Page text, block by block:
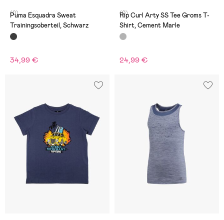
(0)
Puma Esquadra Sweat
Trainingsoberteil, Schwarz
34,99 €
(0)
Rip Curl Arty SS Tee Groms T-
Shirt, Cement Marle
24,99 €